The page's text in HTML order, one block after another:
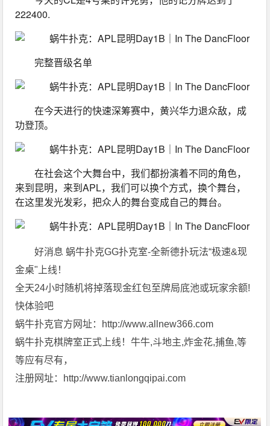
222400.
完整晋级名单
在今天进行的快速深筹赛中，黄兴华力退众敌，成
功登顶。
在社会这个大舞台中，我们都扮演着不同的角色，
来到昆明，来到APL，我们可以换个方式，换个舞台，
在这里发光发彩，把众人的舞台变成自己的舞台。
好消息 蜗牛扑克GG扑克室-全新德扑玩法“极速&现
金桌"上线！
全天24小时随机将掉落现金红包至牌局底池或玩家余额!
快体验吧
蜗牛扑克官方网址：http://www.allnew366.com
蜗牛扑克棋牌室正式上线！牛牛,斗地主,炸金花,捕鱼,等
等应有尽有，
注册网址：http://www.tianlongqipai.com